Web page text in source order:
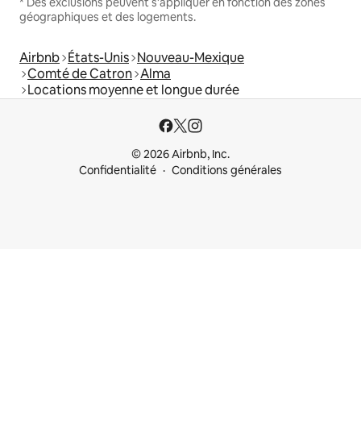
géographiques et des logements.
Airbnb États-Unis Nouveau-Mexique
Comté de Catron Alma
Locations moyenne et longue durée
© 2026 Airbnb, Inc.
Confidentialité
Conditions générales